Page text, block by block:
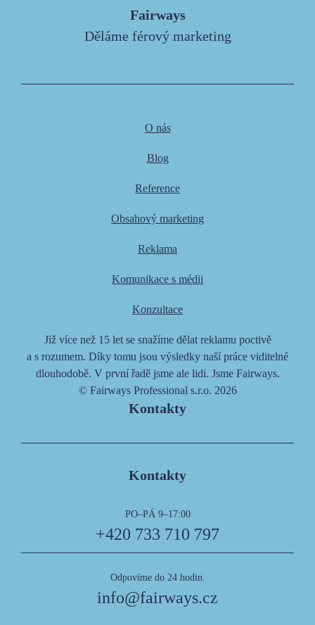
Fairways
Děláme férový marketing
O nás
Blog
Reference
Obsahový marketing
Reklama
Komunikace s médii
Konzultace
Již více než 15 let se snažíme dělat reklamu poctivě
a s rozumem. Díky tomu jsou výsledky naší práce viditelné
dlouhodobě. V první řadě jsme ale lidi. Jsme Fairways.
© Fairways Professional s.r.o. 2026
Kontakty
Kontakty
PO–PÁ 9–17:00
+420 733 710 797
Odpovíme do 24 hodin.
info@fairways.cz